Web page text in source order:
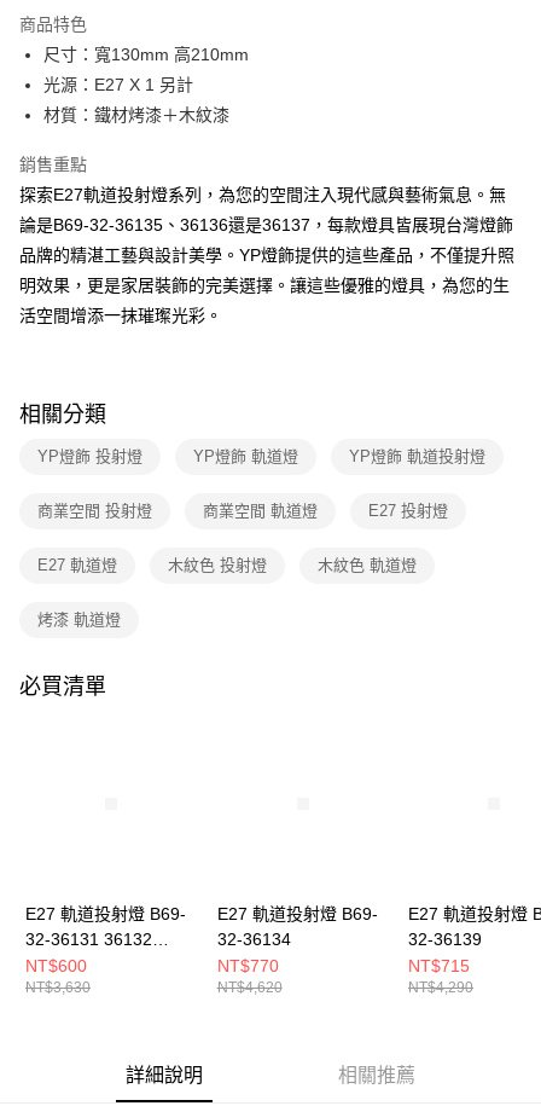
街口支付
悠遊付
全盈+PAY
AFTEE先享後付
相關說明
【關於「AFTEE先享後付」】
AFTEE先享後付是「在收到商品之後才付款」的支付方式。 讓您購物簡單
便利好安心！
１．於結帳方式選擇「AFTEE先享後付」後，將跳轉至「AFTEE先享後付」
２．訂單成立數日內，您將收到繳費通知簡訊。
３．收到繳費通知簡訊後14天內，點擊此簡訊中的連結，可透過四大超商／
※ 請注意：結帳手續完成當下不需立刻繳費，但若您需要取消訂單，請聯絡
後付繳納相關費用。
※ 交易是否成功請以「AFTEE先享後付 」之結帳頁面顯示為準，若有關於
客戶支援中心」
４．使用「AFTEE先享後付」時，將依據個別帳號之用戶狀況，依本公司即
時審查核予不同之上限額度；若仍有額度不足之情形，本公司將視審查結果
請求用戶進行身份認證。
５．嚴禁一人註冊多個帳號或使用他人資訊註冊。若發現惡意使用之情形，
新竹貨運宅配
商品特色
尺寸：寬130mm 高210mm
光源：E27 X 1 另計
材質：鐵材烤漆＋木紋漆
銷售重點
探索E27軌道投射燈系列，為您的空間注入現代感與藝術氣息。無
論是B69-32-36135、36136還是36137，每款燈具皆展現台灣燈飾
品牌的精湛工藝與設計美學。YP燈飾提供的這些產品，不僅提升照
明效果，更是家居裝飾的完美選擇。讓這些優雅的燈具，為您的生
活空間增添一抹璀璨光彩。
相關分類
YP燈飾 投射燈 YP燈飾 軌道燈 YP燈飾 軌道投射燈
商業空間 投射燈 商業空間 軌道燈 E27 投射燈
E27 軌道燈 木紋色 投射燈 木紋色 軌道燈
烤漆 軌道燈
必買清單
E27 軌道投射燈 B69-
32-36131 36132
36133
NT$600
NT$3,630
E27 軌道投射燈 B69-
32-36134
NT$770
NT$4,620
E27 軌道投射燈
32-36139
NT$715
NT$4,290
詳細說明 相關推薦